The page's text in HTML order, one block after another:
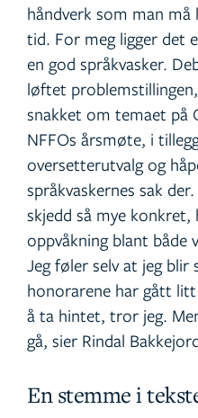
håndverk som man
tid. For meg ligger det
en god språkvasker.
løftet
snakket om temaet på
NFFOs årsmøte, i
oversetterutvalg og
språkvaskernes sak
skjedd så mye
oppvåkning blant både
Jeg føler selv at jeg
honorarene har gått
å ta hintet, tror jeg.
gå, sier Rindal
En stemme i